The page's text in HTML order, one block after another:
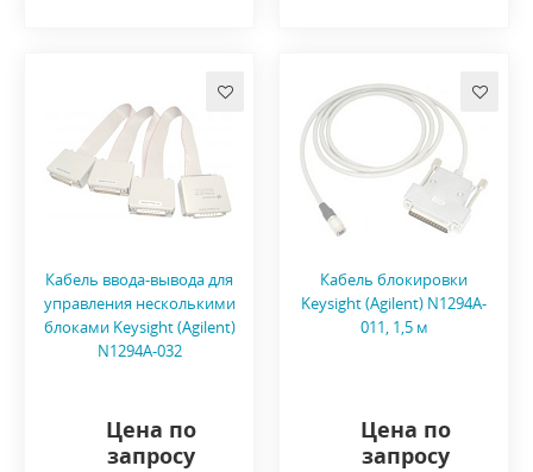
Кабель ввода-вывода для
управления несколькими
блоками Keysight (Agilent)
N1294A-032
Цена по
запросу
Кабель блокировки
Keysight (Agilent) N1294A-
011, 1,5 м
Цена по
запросу